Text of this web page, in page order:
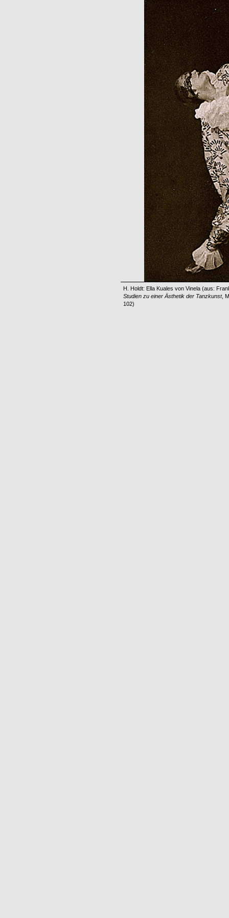
H. Holdt: Ella Kuales von Vinela (aus:
Studien zu einer Ästhetik der Tanzkunst,
102)